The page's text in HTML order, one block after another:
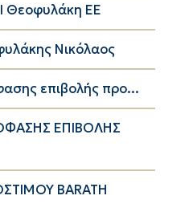
Θεοφυλάκη ΕΕ
Νικόλαος
επιβολής προ...
ΕΠΙΒΟΛΗΣ
BARATH